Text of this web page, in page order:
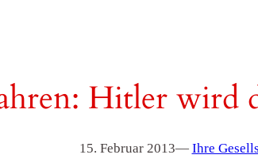
Hitler wird
15. Februar 2013— Ihre